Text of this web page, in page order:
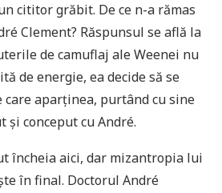
cititor grăbit. De ce n-a rămas
Clement? Răspunsul se află la
de camuflaj ale Weenei nu
de energie, ea decide să se
care aparținea, purtând cu sine
și conceput cu André.
încheia aici, dar mizantropia lui
în final. Doctorul André